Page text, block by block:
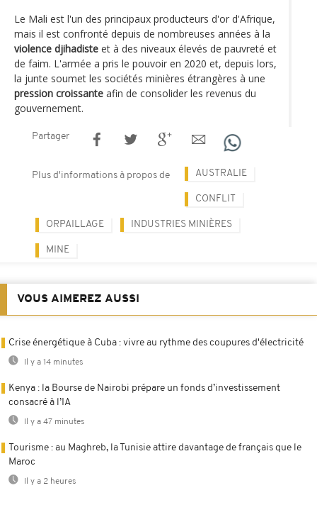
Le Mali est l'un des principaux producteurs d'or d'Afrique,
mais il est confronté depuis de nombreuses années à la
violence djihadiste et à des niveaux élevés de pauvreté et
de faim. L'armée a pris le pouvoir en 2020 et, depuis lors,
la junte soumet les sociétés minières étrangères à une
pression croissante afin de consolider les revenus du
gouvernement.
Partager
Plus d'informations à propos de AUSTRALIE
CONFLIT
ORPAILLAGE INDUSTRIES MINIÈRES
MINE
VOUS AIMEREZ AUSSI
Crise énergétique à Cuba : vivre au rythme des coupures d'électricité
Il y a 14 minutes
Kenya : la Bourse de Nairobi prépare un fonds d’investissement
consacré à l’IA
Il y a 47 minutes
Tourisme : au Maghreb, la Tunisie attire davantage de français que le
Maroc
Il y a 2 heures